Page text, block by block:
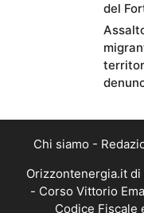
del
Chi siamo -
Orizzontenergia.it di
- Corso Vittorio
Codice Fiscale